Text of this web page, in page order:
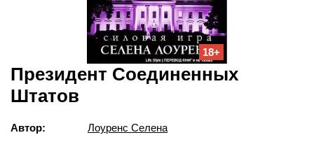
18+
Президент Соединенных
Штатов
Автор: Лоуренс Селена